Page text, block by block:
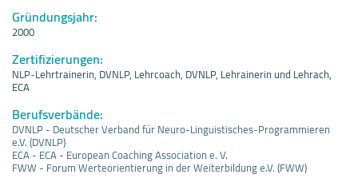
Gründungsjahr:
2000
Zertifizierungen:
NLP-Lehrtrainerin, DVNLP, Lehrcoach, DVNLP, Lehrainerin und Lehrach,
ECA
Berufsverbände:
DVNLP - Deutscher Verband für Neuro-Linguistisches-Programmieren
e.V. (DVNLP)
ECA - ECA - European Coaching Association e. V.
FWW - Forum Werteorientierung in der Weiterbildung e.V. (FWW)